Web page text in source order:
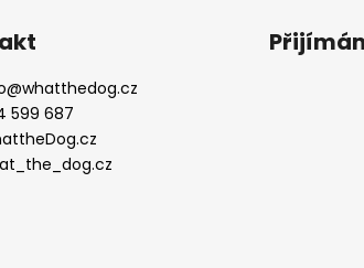
@whatthedog.cz
599 687